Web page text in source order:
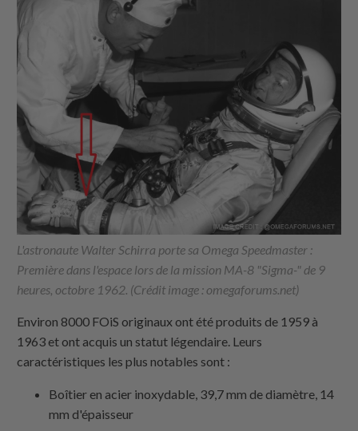
L'astronaute Walter Schirra porte sa Omega Speedmaster :
Première dans l'espace lors de la mission MA-8 "Sigma-" de 9
heures, octobre 1962. (Crédit image : omegaforums.net)
Environ 8000 FOiS originaux ont été produits de 1959 à
1963 et ont acquis un statut légendaire. Leurs
caractéristiques les plus notables sont :
Boîtier en acier inoxydable, 39,7 mm de diamètre, 14
mm d'épaisseur